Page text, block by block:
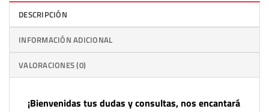
DESCRIPCIÓN
INFORMACIÓN ADICIONAL
VALORACIONES (0)
¡Bienvenidas tus dudas y consultas, nos encantará